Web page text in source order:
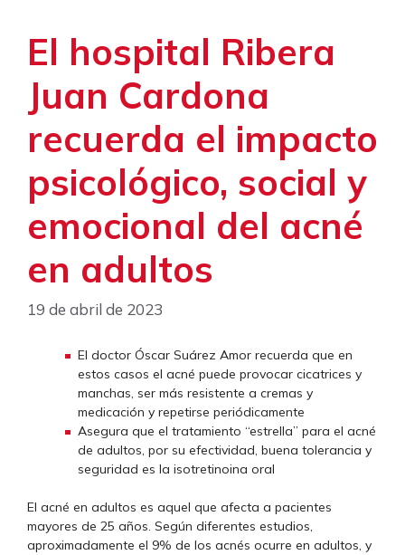
El hospital Ribera
Juan Cardona
recuerda el impacto
psicológico, social y
emocional del acné
en adultos
19 de abril de 2023
El doctor Óscar Suárez Amor recuerda que en
estos casos el acné puede provocar cicatrices y
manchas, ser más resistente a cremas y
medicación y repetirse periódicamente
Asegura que el tratamiento “estrella” para el acné
de adultos, por su efectividad, buena tolerancia y
seguridad es la isotretinoina oral
El acné en adultos es aquel que afecta a pacientes
mayores de 25 años. Según diferentes estudios,
aproximadamente el 9% de los acnés ocurre en adultos, y